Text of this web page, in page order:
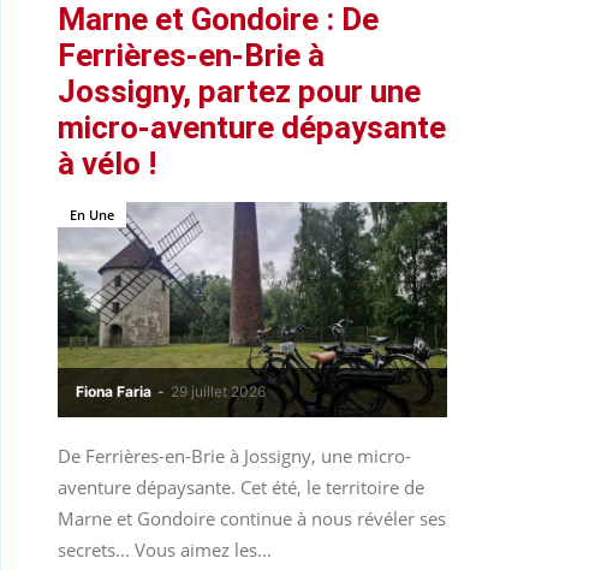
Marne et Gondoire : De
Ferrières-en-Brie à
Jossigny, partez pour une
micro-aventure dépaysante
à vélo !
Fiona Faria - 29 juillet 2026
En Une
De Ferrières-en-Brie à Jossigny, une micro-
aventure dépaysante. Cet été, le territoire de
Marne et Gondoire continue à nous révéler ses
secrets... Vous aimez les...